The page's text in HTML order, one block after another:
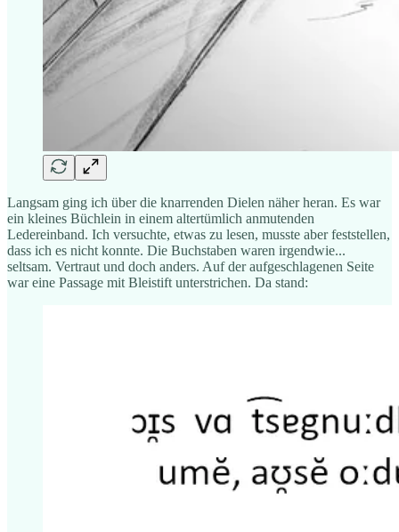
Langsam ging ich über die knarrenden Dielen näher heran. Es war
ein kleines Büchlein in einem altertümlich anmutenden
Ledereinband. Ich versuchte, etwas zu lesen, musste aber feststellen,
dass ich es nicht konnte. Die Buchstaben waren irgendwie...
seltsam. Vertraut und doch anders. Auf der aufgeschlagenen Seite
war eine Passage mit Bleistift unterstrichen. Da stand: